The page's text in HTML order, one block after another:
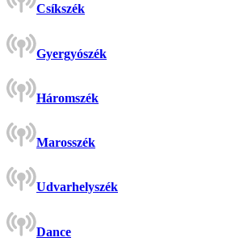
Csíkszék
Gyergyószék
Háromszék
Marosszék
Udvarhelyszék
Dance